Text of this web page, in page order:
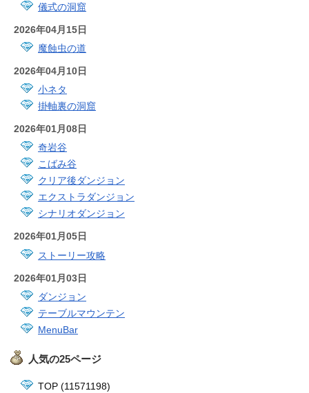
儀式の洞窟
2026年04月15日
魔蝕虫の道
2026年04月10日
小ネタ
掛軸裏の洞窟
2026年01月08日
奇岩谷
こばみ谷
クリア後ダンジョン
エクストラダンジョン
シナリオダンジョン
2026年01月05日
ストーリー攻略
2026年01月03日
ダンジョン
テーブルマウンテン
MenuBar
人気の25ページ
TOP (11571198)